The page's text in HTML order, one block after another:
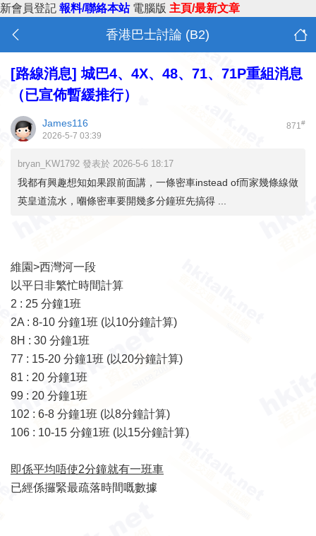
新會員登記 報料/聯絡本站 電腦版 主頁/最新文章
香港巴士討論 (B2)
[路線消息] 城巴4、4X、48、71、71P重組消息
（已宣佈暫緩推行）
871#
James116
2026-5-7 03:39
bryan_KW1792 發表於 2026-5-6 18:17
我都有興趣想知如果跟前面講，一條密車instead of而家幾條線做
英皇道流水，嗰條密車要開幾多分鐘班先搞得 ...
維園>西灣河一段
以平日非繁忙時間計算
2 : 25 分鐘1班
2A : 8-10 分鐘1班 (以10分鐘計算)
8H : 30 分鐘1班
77 : 15-20 分鐘1班 (以20分鐘計算)
81 : 20 分鐘1班
99 : 20 分鐘1班
102 : 6-8 分鐘1班 (以8分鐘計算)
106 : 10-15 分鐘1班 (以15分鐘計算)
即係平均唔使2分鐘就有一班車
已經係攞緊最疏落時間嘅數據